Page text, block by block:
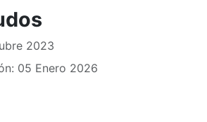
2023
05 Enero 2026